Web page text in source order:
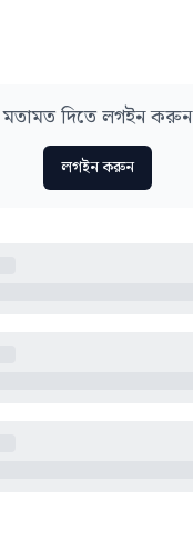
মতামত দিতে লগইন করুন
লগইন করুন